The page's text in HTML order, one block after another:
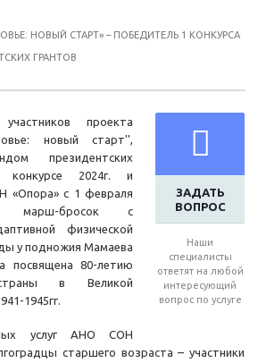
НОВЫЙ СТАРТ» – ПОБЕДИТЕЛЬ 1 КОНКУРСА
ГРАНТОВ
ЗАДАТЬ
ВОПРОС
Наши
специалисты
ответят на любой
интересующий
вопрос по услуге
проекта
новый старт'',
президентских
2024г. и
«Опора» с 1 февраля
марш-бросок с
физической
у подножия Мамаева
посвящена 80-летию
в Великой
1945гг.
услуг АНО СОН
старшего возраста – участники